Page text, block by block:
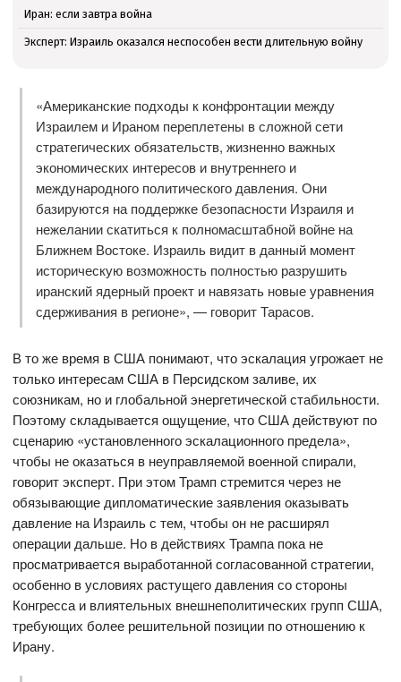
Иран: если завтра война
Эксперт: Израиль оказался неспособен вести длительную войну
«Американские подходы к конфронтации между
Израилем и Ираном переплетены в сложной сети
стратегических обязательств, жизненно важных
экономических интересов и внутреннего и
международного политического давления. Они
базируются на поддержке безопасности Израиля и
нежелании скатиться к полномасштабной войне на
Ближнем Востоке. Израиль видит в данный момент
историческую возможность полностью разрушить
иранский ядерный проект и навязать новые уравнения
сдерживания в регионе», — говорит Тарасов.
В то же время в США понимают, что эскалация угрожает не
только интересам США в Персидском заливе, их
союзникам, но и глобальной энергетической стабильности.
Поэтому складывается ощущение, что США действуют по
сценарию «установленного эскалационного предела»,
чтобы не оказаться в неуправляемой военной спирали,
говорит эксперт. При этом Трамп стремится через не
обязывающие дипломатические заявления оказывать
давление на Израиль с тем, чтобы он не расширял
операции дальше. Но в действиях Трампа пока не
просматривается выработанной согласованной стратегии,
особенно в условиях растущего давления со стороны
Конгресса и влиятельных внешнеполитических групп США,
требующих более решительной позиции по отношению к
Ирану.